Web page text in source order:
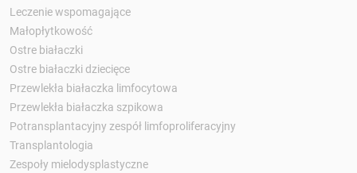
Leczenie wspomagające
Małopłytkowość
Ostre białaczki
Ostre białaczki dziecięce
Przewlekła białaczka limfocytowa
Przewlekła białaczka szpikowa
Potransplantacyjny zespół limfoproliferacyjny
Transplantologia
Zespoły mielodysplastyczne